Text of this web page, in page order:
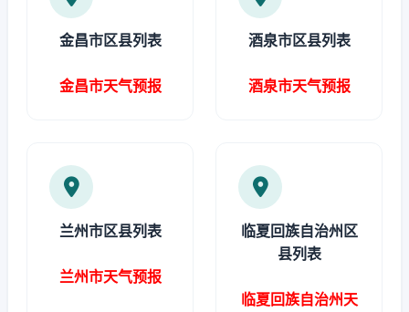
金昌市区县列表
金昌市天气预报
酒泉市区县列表
酒泉市天气预报
兰州市区县列表
兰州市天气预报
临夏回族自治州区
县列表
临夏回族自治州天